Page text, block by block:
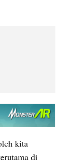
kumparan
kita
di